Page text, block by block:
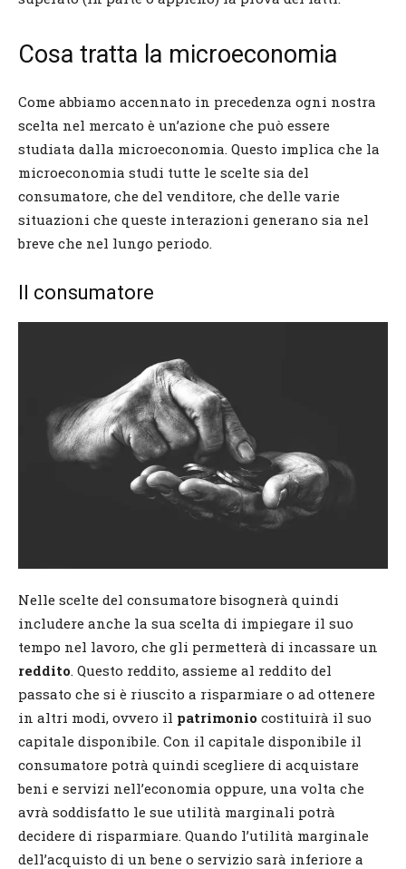
Cosa tratta la microeconomia
Come abbiamo accennato in precedenza ogni nostra
scelta nel mercato è un’azione che può essere
studiata dalla microeconomia. Questo implica che la
microeconomia studi tutte le scelte sia del
consumatore, che del venditore, che delle varie
situazioni che queste interazioni generano sia nel
breve che nel lungo periodo.
Il consumatore
Nelle scelte del consumatore bisognerà quindi
includere anche la sua scelta di impiegare il suo
tempo nel lavoro, che gli permetterà di incassare un
reddito. Questo reddito, assieme al reddito del
passato che si è riuscito a risparmiare o ad ottenere
in altri modi, ovvero il patrimonio costituirà il suo
capitale disponibile. Con il capitale disponibile il
consumatore potrà quindi scegliere di acquistare
beni e servizi nell’economia oppure, una volta che
avrà soddisfatto le sue utilità marginali potrà
decidere di risparmiare. Quando l’utilità marginale
dell’acquisto di un bene o servizio sarà inferiore a